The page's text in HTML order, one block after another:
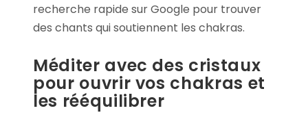
recherche rapide sur Google pour trouver
des chants qui soutiennent les chakras.
Méditer avec des cristaux
pour ouvrir vos chakras et
les rééquilibrer